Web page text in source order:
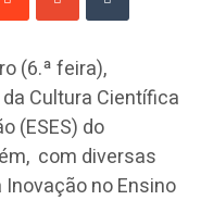
(6.ª feira),
Cultura Científica
(ESES) do
com diversas
no Ensino